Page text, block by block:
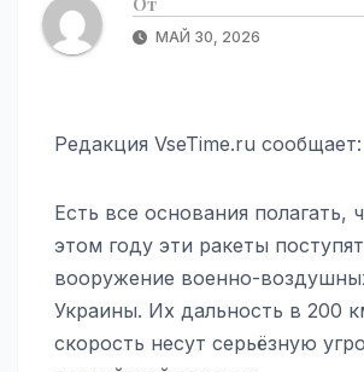
МАЙ 30, 2026
Редакция VseTime.ru сообщает:
Есть все основания полагать,
этом году эти ракеты
вооружение военно-
Украины. Их дальность в 200
скорость несут серьёзную